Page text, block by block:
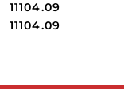
Cena:
11104.09
Cena:
11104.09